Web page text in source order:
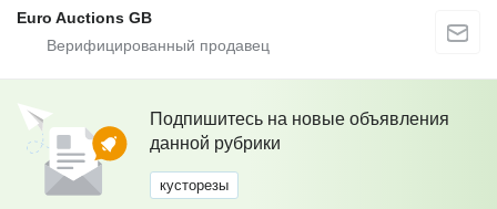
Euro Auctions GB
Подпишитесь на новые объявления
данной рубрики
кусторезы